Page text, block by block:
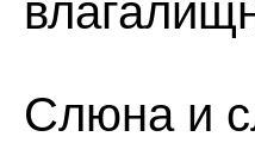
Слюна и